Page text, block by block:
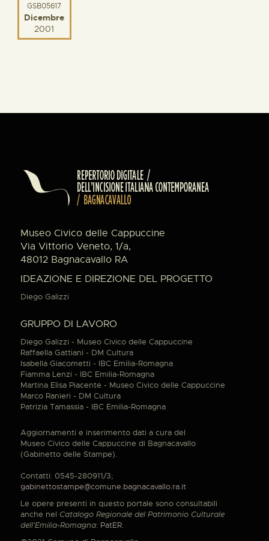
GSB05617
Dicembre
2001
Museo Civico delle Cappuccine
Via Vittorio Veneto, 1/a,
48012 Bagnacavallo RA
IDEAZIONE E DIREZIONE DEL PROGETTO
Diego Galizzi
GRUPPO DI LAVORO
Diego Galizzi - Museo Civico delle Cappuccine
Raffaella Gattiani - DM Cultura
Isabella Giacometti - IBC Emilia-Romagna
Fiamma Lenzi - IBC Emilia-Romagna
Martina Elisa Piacente - Museo Civico delle Cappuccine
Marco Ranieri - DM Cultura
Patrizia Tamassia - IBC Emilia-Romagna
Aggiornamenti e inserimento dati a cura del
Museo Civico delle Cappuccine di Bagnacavallo
(Gabinetto delle Stampe).
Contatti: 0545-280911/3;
gabinettostampe@comune.bagnacavallo.ra.it
Le opere presenti in questo portale sono consultabili
anche nel Catalogo Regionale del Patrimonio Culturale
dell'Emilia-Romagna: PatER.